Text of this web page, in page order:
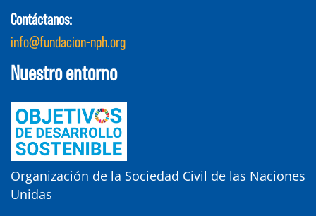
Contáctanos:
info@fundacion-nph.org
Nuestro entorno
Organización de la Sociedad Civil de las Naciones
Unidas